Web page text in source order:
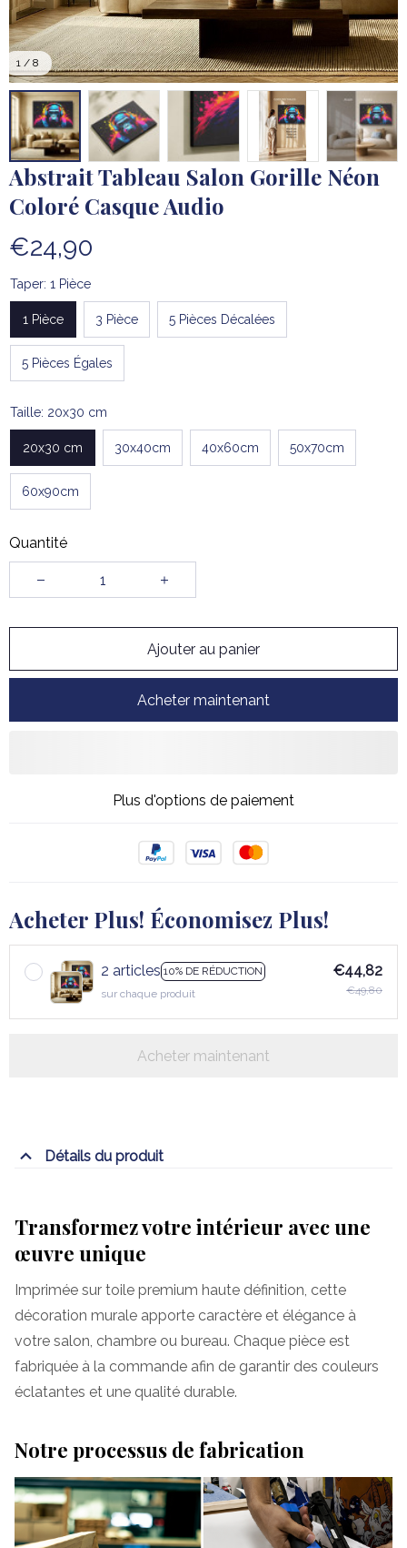
1 / 8
Abstrait Tableau Salon Gorille Néon
Coloré Casque Audio
€24,90
Taper: 1 Pièce
1 Pièce 3 Pièce 5 Pièces Décalées
5 Pièces Égales
Taille: 20x30 cm
20x30 cm 30x40cm 40x60cm 50x70cm
60x90cm
Quantité
Ajouter au panier
Acheter maintenant
Plus d'options de paiement
Acheter Plus! Économisez Plus!
2 articles 10% DE RÉDUCTION
sur chaque produit
€44,82
€49,80
Acheter maintenant
Détails du produit
Transformez votre intérieur avec une
œuvre unique
Imprimée sur toile premium haute définition, cette
décoration murale apporte caractère et élégance à
votre salon, chambre ou bureau. Chaque pièce est
fabriquée à la commande afin de garantir des couleurs
éclatantes et une qualité durable.
Notre processus de fabrication